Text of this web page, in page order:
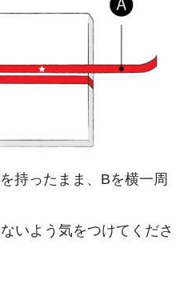
持ったまま、Bを横一周
いよう気をつけてくださ